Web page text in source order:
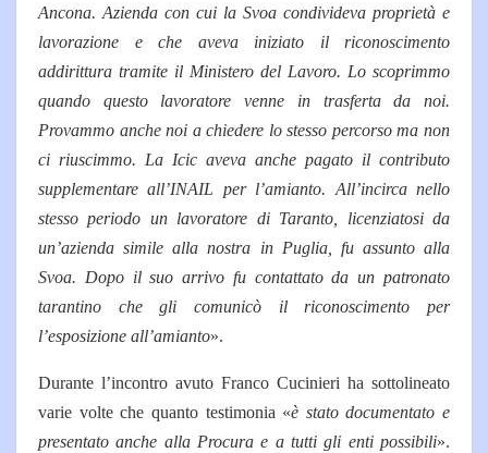
Ancona. Azienda con cui la Svoa condivideva proprietà e
lavorazione e che aveva iniziato il riconoscimento
addirittura tramite il Ministero del Lavoro. Lo scoprimmo
quando questo lavoratore venne in trasferta da noi.
Provammo anche noi a chiedere lo stesso percorso ma non
ci riuscimmo. La Icic aveva anche pagato il contributo
supplementare all’INAIL per l’amianto. All’incirca nello
stesso periodo un lavoratore di Taranto, licenziatosi da
un’azienda simile alla nostra in Puglia, fu assunto alla
Svoa. Dopo il suo arrivo fu contattato da un patronato
tarantino che gli comunicò il riconoscimento per
l’esposizione all’amianto».
Durante l’incontro avuto Franco Cucinieri ha sottolineato
varie volte che quanto testimonia «è stato documentato e
presentato anche alla Procura e a tutti gli enti possibili».